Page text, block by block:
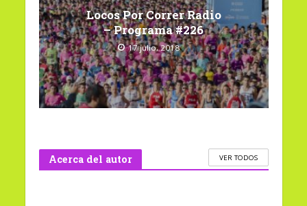
Locos Por Correr Radio
– Programa #226
17 julio, 2018
Acerca del autor VER TODOS